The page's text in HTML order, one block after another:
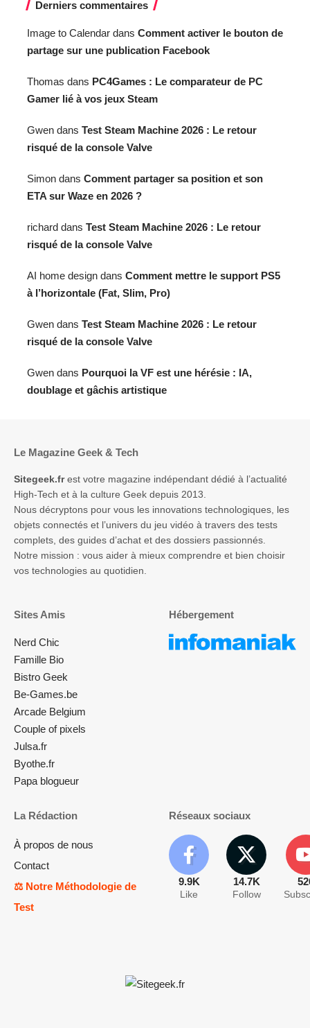
Derniers commentaires
Image to Calendar dans Comment activer le bouton de
partage sur une publication Facebook
Thomas dans PC4Games : Le comparateur de PC
Gamer lié à vos jeux Steam
Gwen dans Test Steam Machine 2026 : Le retour
risqué de la console Valve
Simon dans Comment partager sa position et son
ETA sur Waze en 2026 ?
richard dans Test Steam Machine 2026 : Le retour
risqué de la console Valve
AI home design dans Comment mettre le support PS5
à l’horizontale (Fat, Slim, Pro)
Gwen dans Test Steam Machine 2026 : Le retour
risqué de la console Valve
Gwen dans Pourquoi la VF est une hérésie : IA,
doublage et gâchis artistique
Le Magazine Geek & Tech
Sitegeek.frest votre magazine indépendant dédié à l’actualité
High-Tech et à la culture Geek depuis 2013.
Nous décryptons pour vous les innovations technologiques, les
objets connectés et l’univers du jeu vidéo à travers des tests
complets, des guides d’achat et des dossiers passionnés.
Notre mission : vous aider à mieux comprendre et bien choisir
vos technologies au quotidien.
Sites Amis
Nerd Chic
Famille Bio
Bistro Geek
Be-Games.be
Arcade Belgium
Couple of pixels
Julsa.fr
Byothe.fr
Papa blogueur
Hébergement
La Rédaction
À propos de nous
Contact
⚖️ Notre Méthodologie de
Test
Réseaux sociaux
9.9K
Like
14.7K
Follow